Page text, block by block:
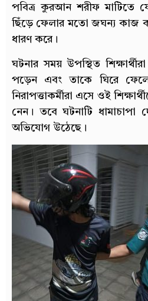
পবিত্র কুরআন শরীফ মাটিতে
ছিঁড়ে ফেলার মতো জঘন্য কাজ
ধারণ করে।
ঘটনার সময় উপস্থিত
পড়েন এবং তাকে ঘিরে
নিরাপত্তাকর্মীরা এসে ওই
নেন। তবে ঘটনাটি ধামাচাপা
অভিযোগ উঠেছে।